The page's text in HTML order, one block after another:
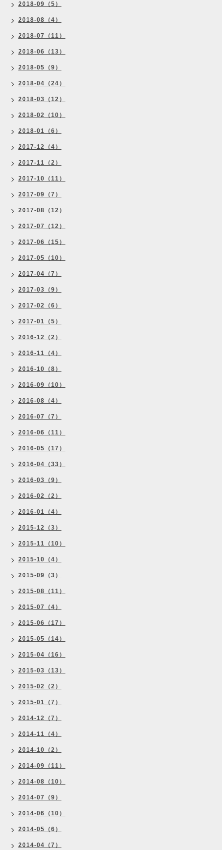
2018-09（5）
2018-08（4）
2018-07（11）
2018-06（13）
2018-05（9）
2018-04（24）
2018-03（12）
2018-02（10）
2018-01（6）
2017-12（4）
2017-11（2）
2017-10（11）
2017-09（7）
2017-08（12）
2017-07（12）
2017-06（15）
2017-05（10）
2017-04（7）
2017-03（9）
2017-02（6）
2017-01（5）
2016-12（2）
2016-11（4）
2016-10（8）
2016-09（10）
2016-08（4）
2016-07（7）
2016-06（11）
2016-05（17）
2016-04（33）
2016-03（9）
2016-02（2）
2016-01（4）
2015-12（3）
2015-11（10）
2015-10（4）
2015-09（3）
2015-08（11）
2015-07（4）
2015-06（17）
2015-05（14）
2015-04（16）
2015-03（13）
2015-02（2）
2015-01（7）
2014-12（7）
2014-11（4）
2014-10（2）
2014-09（11）
2014-08（10）
2014-07（9）
2014-06（10）
2014-05（6）
2014-04（7）